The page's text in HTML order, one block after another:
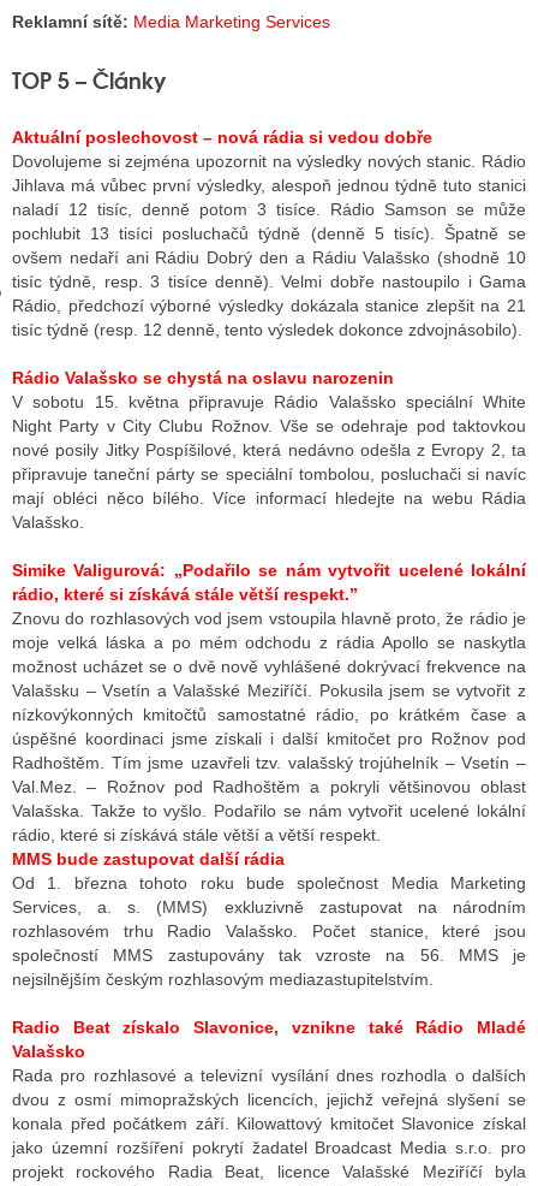
STÁT BLOGEREM
BLOGERA
DISKUTÉRA NA RADIOTV
STARŠÍCH DISKUZÍ
Reklamní sítě: Media Marketing Services
TOP 5 – Články
Aktuální poslechovost – nová rádia si vedou dobře
Dovolujeme si zejména upozornit na výsledky nových stanic. Rádio
Jihlava má vůbec první výsledky, alespoň jednou týdně tuto stanici
naladí 12 tisíc, denně potom 3 tisíce. Rádio Samson se může
pochlubit 13 tisíci posluchačů týdně (denně 5 tisíc). Špatně se
ovšem nedaří ani Rádiu Dobrý den a Rádiu Valašsko (shodně 10
tisíc týdně, resp. 3 tisíce denně). Velmi dobře nastoupilo i Gama
Rádio, předchozí výborné výsledky dokázala stanice zlepšit na 21
tisíc týdně (resp. 12 denně, tento výsledek dokonce zdvojnásobilo).
Rádio Valašsko se chystá na oslavu narozenin
V sobotu 15. května připravuje Rádio Valašsko speciální White
Night Party v City Clubu Rožnov. Vše se odehraje pod taktovkou
nové posily Jitky Pospíšilové, která nedávno odešla z Evropy 2, ta
připravuje taneční párty se speciální tombolou, posluchači si navíc
mají obléci něco bílého. Více informací hledejte na webu Rádia
Valašsko.
Simike Valigurová: „Podařilo se nám vytvořit ucelené lokální
rádio, které si získává stále větší respekt.”
Znovu do rozhlasových vod jsem vstoupila hlavně proto, že rádio je
moje velká láska a po mém odchodu z rádia Apollo se naskytla
možnost ucházet se o dvě nově vyhlášené dokrývací frekvence na
Valašsku – Vsetín a Valašské Meziříčí. Pokusila jsem se vytvořit z
nízkovýkonných kmitočtů samostatné rádio, po krátkém čase a
úspěšné koordinaci jsme získali i další kmitočet pro Rožnov pod
Radhoštěm. Tím jsme uzavřeli tzv. valašský trojúhelník – Vsetín –
Val.Mez. – Rožnov pod Radhoštěm a pokryli většinovou oblast
Valašska. Takže to vyšlo. Podařilo se nám vytvořit ucelené lokální
rádio, které si získává stále větší a větší respekt.
MMS bude zastupovat další rádia
Od 1. března tohoto roku bude společnost Media Marketing
Services, a. s. (MMS) exkluzivně zastupovat na národním
rozhlasovém trhu Radio Valašsko. Počet stanice, které jsou
společností MMS zastupovány tak vzroste na 56. MMS je
nejsilnějším českým rozhlasovým mediazastupitelstvím.
Radio Beat získalo Slavonice, vznikne také Rádio Mladé
Valašsko
Rada pro rozhlasové a televizní vysílání dnes rozhodla o dalších
dvou z osmí mimopražských licencích, jejichž veřejná slyšení se
konala před počátkem září. Kilowattový kmitočet Slavonice získal
jako územní rozšíření pokrytí žadatel Broadcast Media s.r.o. pro
projekt rockového Radia Beat, licence Valašské Meziříčí byla